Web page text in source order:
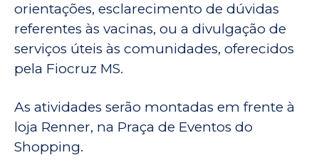
orientações, esclarecimento de dúvidas
referentes às vacinas, ou a divulgação de
serviços úteis às comunidades, oferecidos
pela Fiocruz MS.
As atividades serão montadas em frente à
loja Renner, na Praça de Eventos do
Shopping.